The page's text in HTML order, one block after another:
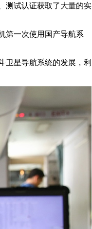
测试认证获取了大量的实
第一次使用国产导航系
卫星导航系统的发展，利